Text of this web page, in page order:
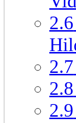
2.6
2.7
2.8
2.9